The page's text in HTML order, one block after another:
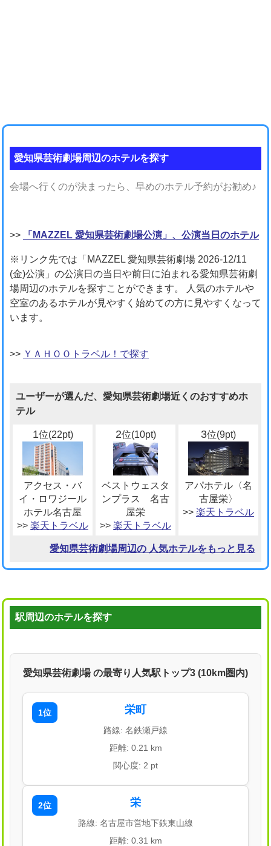
愛知県芸術劇場周辺のホテルを探す
会場へ行くのが決まったら、早めのホテル予約がお勧め♪
>> 「MAZZEL 愛知県芸術劇場公演」、公演当日のホテル
※リンク先では「MAZZEL 愛知県芸術劇場 2026-12/11
(金)公演」の公演日の当日や前日に泊まれる愛知県芸術劇
場周辺のホテルを探すことができます。 人気のホテルや
空室のあるホテルが見やすく始めての方に見やすくなって
います。
>> ＹＡＨＯＯトラベル！で探す
ユーザーが選んだ、愛知県芸術劇場近くのおすすめホ
テル
1位(22pt)
アクセス・バ
イ・ロワジール
ホテル名古屋
>> 楽天トラベル
2位(10pt)
ベストウェスタ
ンプラス 名古
屋栄
>> 楽天トラベル
3位(9pt)
アパホテル〈名
古屋栄〉
>> 楽天トラベル
愛知県芸術劇場周辺の 人気ホテルをもっと見る
駅周辺のホテルを探す
愛知県芸術劇場 の最寄り人気駅トップ3 (10km圏内)
1位 栄町
路線: 名鉄瀬戸線
距離: 0.21 km
関心度: 2 pt
2位 栄
路線: 名古屋市営地下鉄東山線
距離: 0.31 km